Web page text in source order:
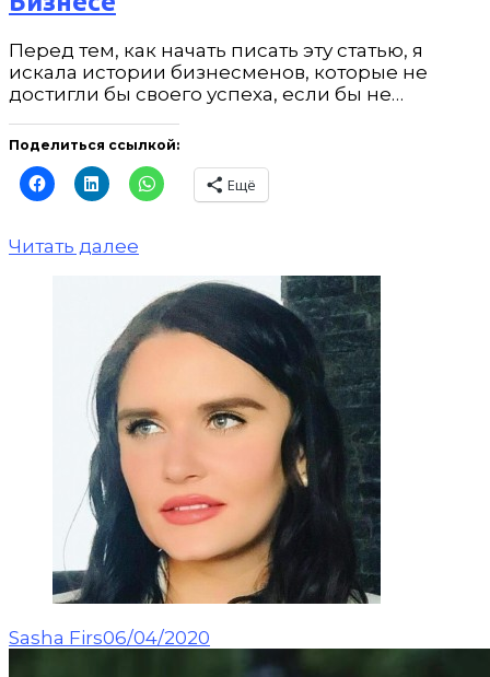
Перед тем, как начать писать эту статью, я
искала истории бизнесменов, которые не
достигли бы своего успеха, если бы не…
Поделиться ссылкой:
Ещё
Читать далее
Sasha Firs06/04/2020